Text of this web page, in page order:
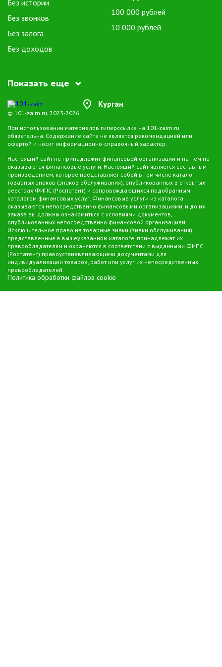
и процентными ставками. Заемщик может выбрать оптимальные
условия, соответствующие его потребностям и финансовой
ситуации.
Осторожность при выборе
минут в Кургане
Несмотря на многочисленные преимущества, важно подходить к
выбору сервиса микрозаймов с осторожностью. Перед подачей
заявки уделите внимание репутации компании, читайте отзывы
клиентов и внимательно изучите условия предоставления займа.
Микрозаймы за 5 минут предоставляют уникальную возможность
быстро решить финансовые трудности, обеспечивая
оперативность и доступность процесса. Однако, чтобы избежать
нежелательных сюрпризов, важно выбирать надежные сервисы и
внимательно ознакамливаться с условиями займа.
Без истории
Без звонков
Без залога
Без доходов
100 000 рублей
10 000 рублей
Показать еще
Курган
© 101-zaim.ru, 2023-2026
При использовании материалов гиперссылка на 101-zaim.ru
обязательна. Содержание сайта не является рекомендацией или
офертой и носит информационно-справочный характер.
Настоящий сайт не принадлежит финансовой организации и на нём не
оказываются финансовые услуги. Настоящий сайт является составным
произведением, которое представляет собой в том числе каталог
товарных знаков (знаков обслуживания), опубликованных в открытых
реестрах ФИПС (Роспатент) и сопровождающихся подобранным
каталогом финансовых услуг. Финансовые услуги из каталога
оказываются непосредственно финансовыми организациями, и до их
заказа вы должны ознакомиться с условиями документов,
опубликованных непосредственно финансовой организацией.
Исключительное право на товарные знаки (знаки обслуживания),
представленные в вышеуказанном каталоге, принадлежат их
правообладателям и охраняются в соответствии с выданными ФИПС
(Роспатент) правоустанавливающими документами для
индивидуализации товаров, работ или услуг их непосредственных
правообладателей.
Политика обработки файлов cookie